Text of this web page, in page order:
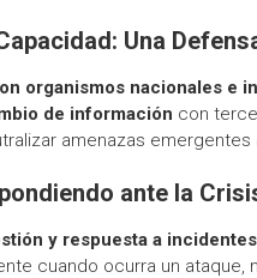
Una
organismos nacionales e
de información con
amenazas
ante la
y respuesta a
cuando ocurra un ataque,